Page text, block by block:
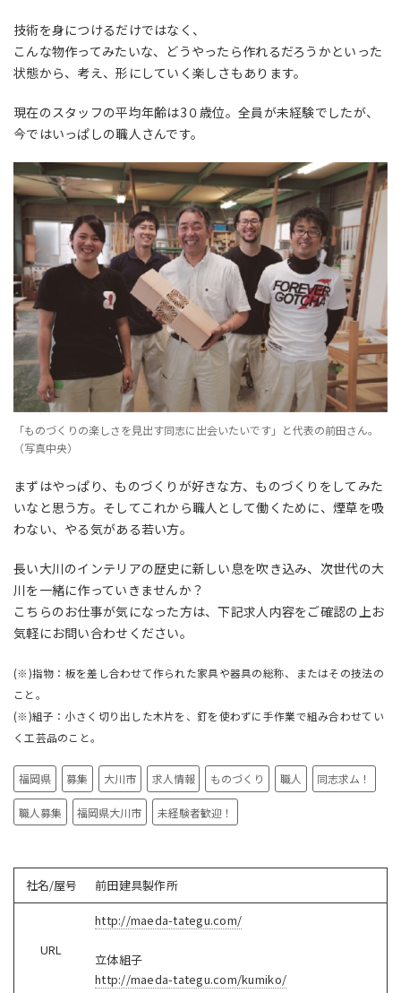
技術を身につけるだけではなく、
こんな物作ってみたいな、どうやったら作れるだろうかといった
状態から、考え、形にしていく楽しさもあります。
現在のスタッフの平均年齢は3０歳位。全員が未経験でしたが、
今ではいっぱしの職人さんです。
「ものづくりの楽しさを見出す同志に出会いたいです」と代表の前田さん。
（写真中央）
まずはやっぱり、ものづくりが好きな方、ものづくりをしてみた
いなと思う方。そしてこれから職人として働くために、煙草を吸
わない、やる気がある若い方。
長い大川のインテリアの歴史に新しい息を吹き込み、次世代の大
川を一緒に作っていきませんか？
こちらのお仕事が気になった方は、下記求人内容をご確認の上お
気軽にお問い合わせください。
(※)指物：板を差し合わせて作られた家具や器具の総称、またはその技法の
こと。
(※)組子：小さく切り出した木片を、釘を使わずに手作業で組み合わせてい
く工芸品のこと。
福岡県 募集 大川市 求人情報 ものづくり 職人 同志求ム！
職人募集 福岡県大川市 未経験者歓迎！
社名/屋号 前田建具製作所
URL
http://maeda-tategu.com/
立体組子
http://maeda-tategu.com/kumiko/